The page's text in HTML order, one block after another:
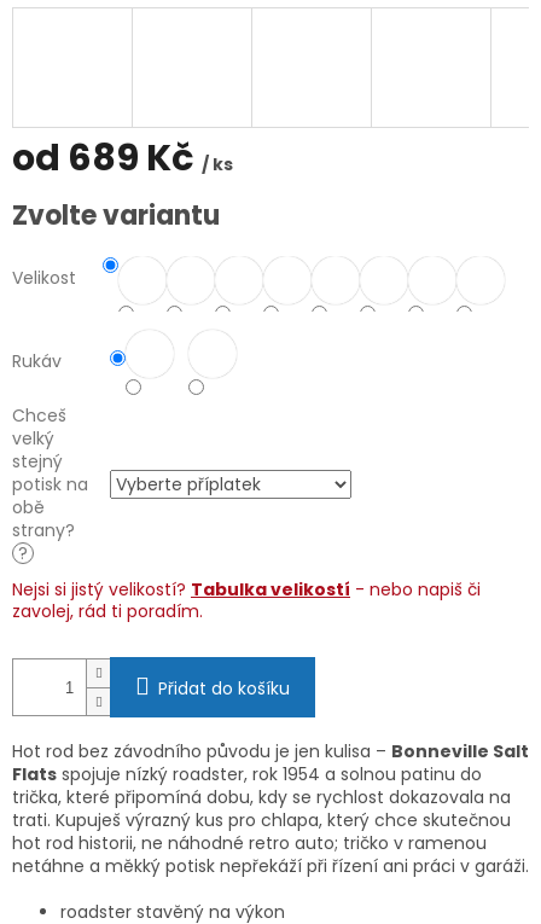
od 689 Kč / ks
Měrná
cena:
Zvolte variantu
Velikost
Rukáv
Chceš
velký
stejný
potisk na
obě
strany?
?
Nejsi si jistý velikostí? Tabulka velikostí - nebo napiš či
zavolej, rád ti poradím.
Přidat do košíku
Hot rod bez závodního původu je jen kulisa – Bonneville Salt
Flats spojuje nízký roadster, rok 1954 a solnou patinu do
trička, které připomíná dobu, kdy se rychlost dokazovala na
trati. Kupuješ výrazný kus pro chlapa, který chce skutečnou
hot rod historii, ne náhodné retro auto; tričko v ramenou
netáhne a měkký potisk nepřekáží při řízení ani práci v garáži.
roadster stavěný na výkon